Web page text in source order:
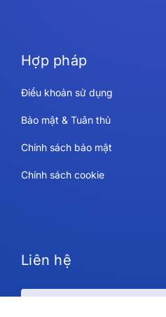
Hợp pháp
Điều khoản sử dụng
Bảo mật & Tuân thủ
Chính sách bảo mật
Chính sách cookie
Liên hệ